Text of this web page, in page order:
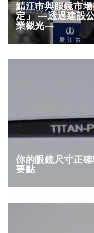
鯖江市與眼鏡市
定」 —透過建設
業觀光—
你的眼鏡尺寸正
要點